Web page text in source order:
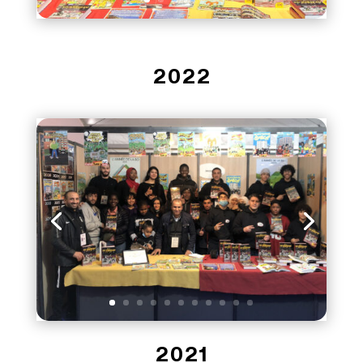
2022
2021